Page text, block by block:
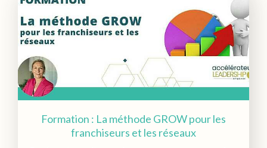
Formation : La méthode GROW pour les
franchiseurs et les réseaux